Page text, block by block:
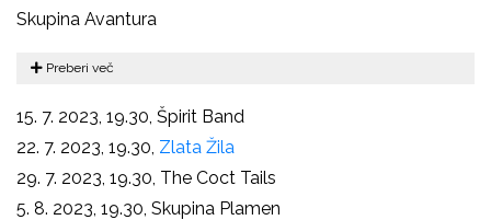
Skupina Avantura
Preberi več
15. 7. 2023, 19.30, Špirit Band
22. 7. 2023, 19.30, Zlata Žila
29. 7. 2023, 19.30, The Coct Tails
5. 8. 2023, 19.30, Skupina Plamen